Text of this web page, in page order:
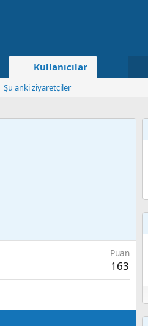
Kullanıcılar
Şu anki ziyaretçiler
Puan
163